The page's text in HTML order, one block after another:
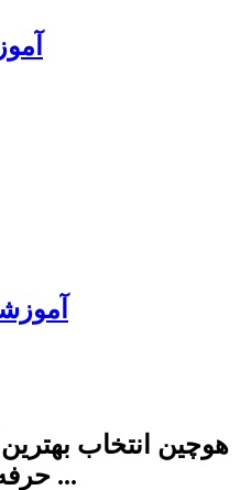
هوچین انتخاب
حرفه ای، زبان، موسیقی و ...